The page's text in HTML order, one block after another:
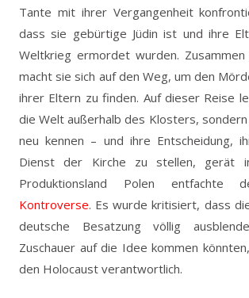
Tante mit ihrer Vergangenheit
dass sie gebürtige Jüdin ist und ihre
Weltkrieg ermordet wurden.
macht sie sich auf den Weg, um den
ihrer Eltern zu finden. Auf dieser Reise
die Welt außerhalb des Klosters,
neu kennen – und ihre Entscheidung,
Dienst der Kirche zu stellen, gerät
Produktionsland Polen entfachte
Kontroverse. Es wurde kritisiert, dass
deutsche Besatzung völlig
Zuschauer auf die Idee kommen
den Holocaust verantwortlich.